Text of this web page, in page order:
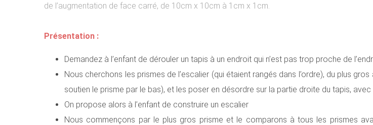
de l’augmentation de face carré, de 10cm x 10cm à 1cm x 1cm.
Présentation :
Demandez à l’enfant de dérouler un tapis à un endroit qui n’est pas trop proche de
Nous cherchons les prismes de l’escalier (qui étaient rangés dans l’ordre), du plus
soutien le prisme par le bas), et les poser en désordre sur la partie droite du tapis, avec
On propose alors à l’enfant de construire un escalier
Nous commençons par le plus gros prisme et le comparons à tous les prismes